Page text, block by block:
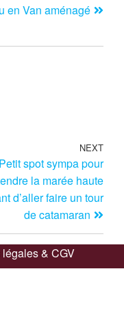
en Van aménagé
NEXT
Petit spot sympa pour
la marée haute
d’aller faire un tour
de catamaran
& CGV